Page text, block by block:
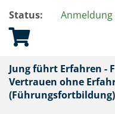
Status:
Jung führt Erfahren -
Vertrauen ohne
(Führungsfortbildung)